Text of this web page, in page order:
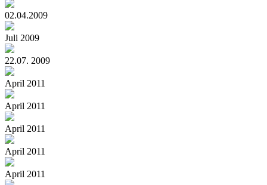
02.04.2009
Juli 2009
22.07. 2009
April 2011
April 2011
April 2011
April 2011
April 2011